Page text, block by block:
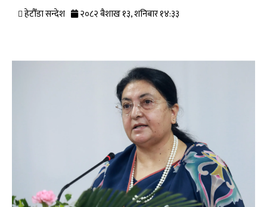
हेटौँडा सन्देश २०८२ बैशाख १३, शनिबार १४:३३